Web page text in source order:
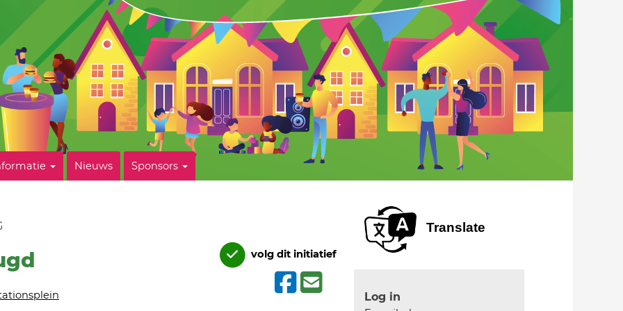
Nieuws Sponsors
volg dit initiatief
Translate
Log in